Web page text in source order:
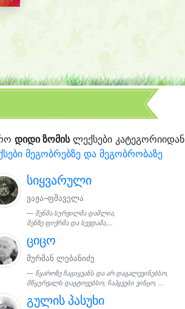
დიდი ზომისლექსები კატეგორიიდან
მეგობრებზე და მეგობრობაზე
სიყვარული
ვაჟა–ფშაველა
შენმა სურვილმა დამლია,
შენზე ფიქრმა და სევდამა,...
ციცო
მურმან ლებანიძე
წყაროზე ჩაგიყვანს და არ დაგალევინებსო,
მწყურვალს დაგტოვებსო, ჩაჰყვები ვინცო, ...
გულის პასუხი